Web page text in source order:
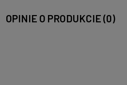
OPINIE O PRODUKCIE (0)